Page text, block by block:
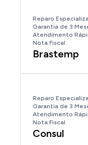
Reparo
Garantia de 3
Atendimento
Nota Fiscal
Brastemp
Reparo
Garantia de 3
Atendimento
Nota Fiscal
Consul